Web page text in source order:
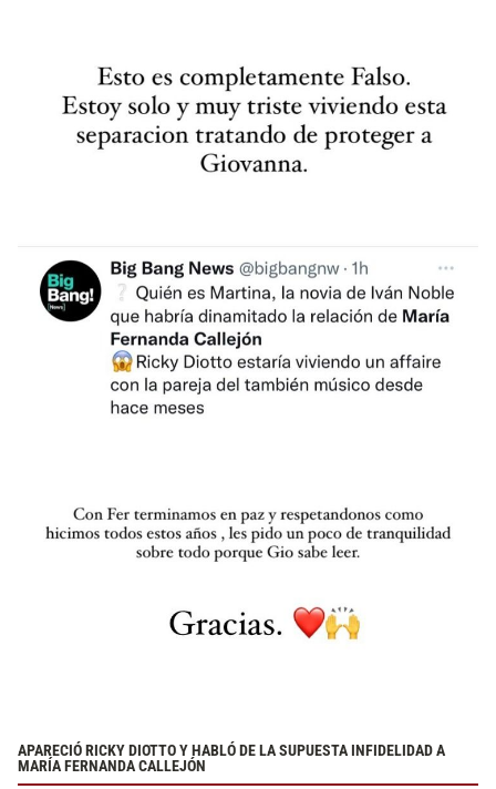
APARECIÓ RICKY DIOTTO Y HABLÓ DE LA SUPUESTA INFIDELIDAD A
MARÍA FERNANDA CALLEJÓN